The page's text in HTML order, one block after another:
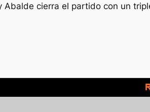
Abalde cierra el partido con un